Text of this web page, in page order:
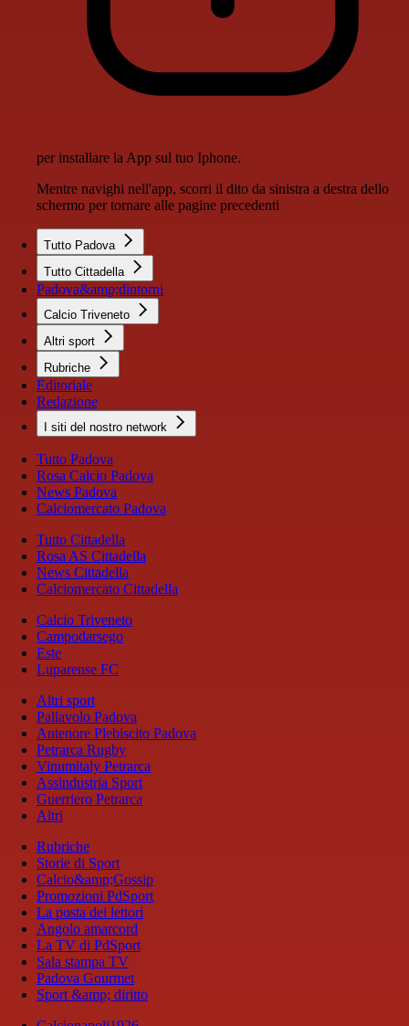
per installare la App sul tuo Iphone.
Mentre navighi nell'app, scorri il dito da sinistra a destra dello
schermo per tornare alle pagine precedenti
Tutto Padova
Tutto Cittadella
Padova&amp;dintorni
Calcio Triveneto
Altri sport
Rubriche
Editoriale
Redazione
I siti del nostro network
Tutto Padova
Rosa Calcio Padova
News Padova
Calciomercato Padova
Tutto Cittadella
Rosa AS Cittadella
News Cittadella
Calciomercato Cittadella
Calcio Triveneto
Campodarsego
Este
Luparense FC
Altri sport
Pallavolo Padova
Antenore Plebiscito Padova
Petrarca Rugby
Vinumitaly Petrarca
Assindustria Sport
Guerriero Petrarca
Altri
Rubriche
Storie di Sport
Calcio&amp;Gossip
Promozioni PdSport
La posta dei lettori
Angolo amarcord
La TV di PdSport
Sala stampa TV
Padova Gourmet
Sport &amp; diritto